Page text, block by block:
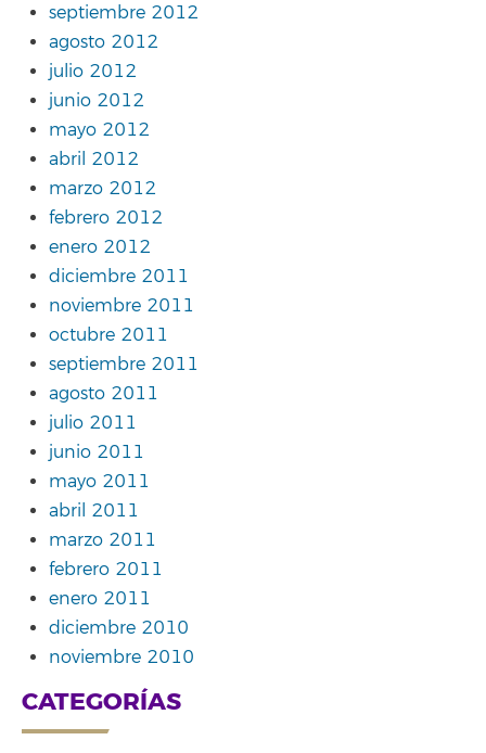
septiembre 2012
agosto 2012
julio 2012
junio 2012
mayo 2012
abril 2012
marzo 2012
febrero 2012
enero 2012
diciembre 2011
noviembre 2011
octubre 2011
septiembre 2011
agosto 2011
julio 2011
junio 2011
mayo 2011
abril 2011
marzo 2011
febrero 2011
enero 2011
diciembre 2010
noviembre 2010
CATEGORÍAS